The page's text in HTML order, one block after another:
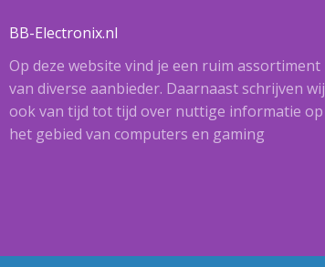
BB-Electronix.nl
Op deze website vind je een ruim assortiment
van diverse aanbieder. Daarnaast schrijven wij
ook van tijd tot tijd over nuttige informatie op
het gebied van computers en gaming